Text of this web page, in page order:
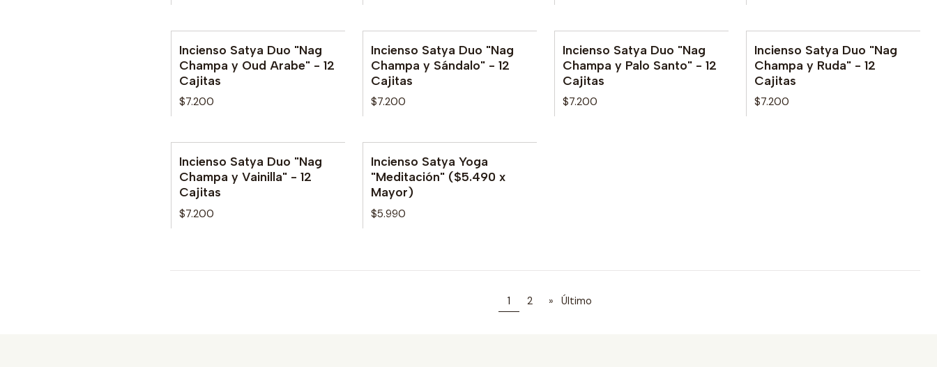
No disponible
Incienso Satya Duo "Nag
Champa y Oud Arabe" - 12
Cajitas
$7.200
No disponible
Incienso Satya Duo "Nag
Champa y Sándalo" - 12
Cajitas
$7.200
No disponible
Incienso Satya Duo "Nag
Champa y Palo Santo" - 12
Cajitas
$7.200
No disponible
Incienso Satya Duo "Nag
Champa y Ruda" - 12
Cajitas
$7.200
Incienso Satya Duo "Nag
Champa y Vainilla" - 12
Cajitas
$7.200
No disponible
Incienso Satya Yoga
"Meditación" ($5.490 x
Mayor)
$5.990
1 2 » Último